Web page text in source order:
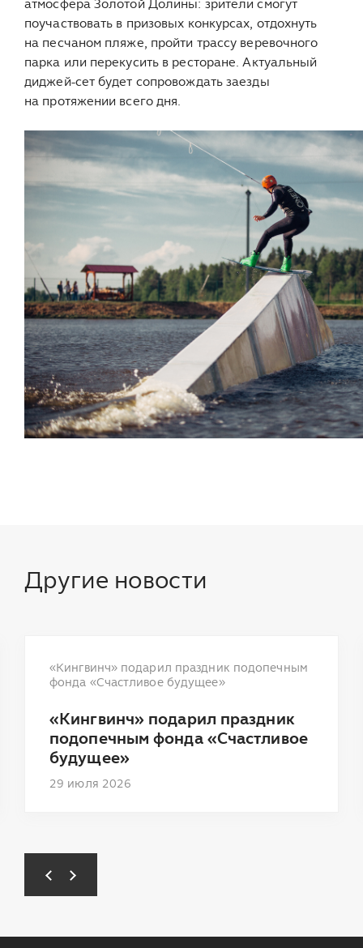
атмосфера Золотой Долины: зрители смогут
поучаствовать в призовых конкурсах, отдохнуть
на песчаном пляже, пройти трассу веревочного
парка или перекусить в ресторане. Актуальный
диджей-сет будет сопровождать заезды
на протяжении всего дня.
Другие новости
«Кингвинч» подарил праздник подопечным
фонда «Счастливое будущее»
«Кингвинч» подарил праздник
подопечным фонда «Счастливое
будущее»
29 июля 2026